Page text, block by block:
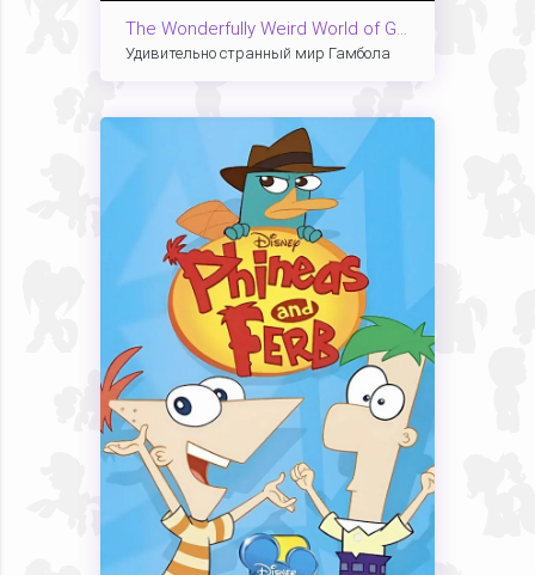
The Wonderfully Weird World of Gumball
Удивительно странный мир Гамбола